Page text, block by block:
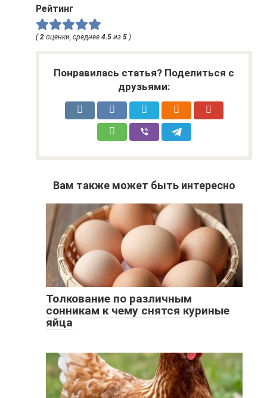
Рейтинг
(2 оценки, среднее 4.5 из 5 )
Понравилась статья? Поделиться с
друзьями:
Вам также может быть интересно
Толкование по различным
сонникам к чему снятся куриные
яйца